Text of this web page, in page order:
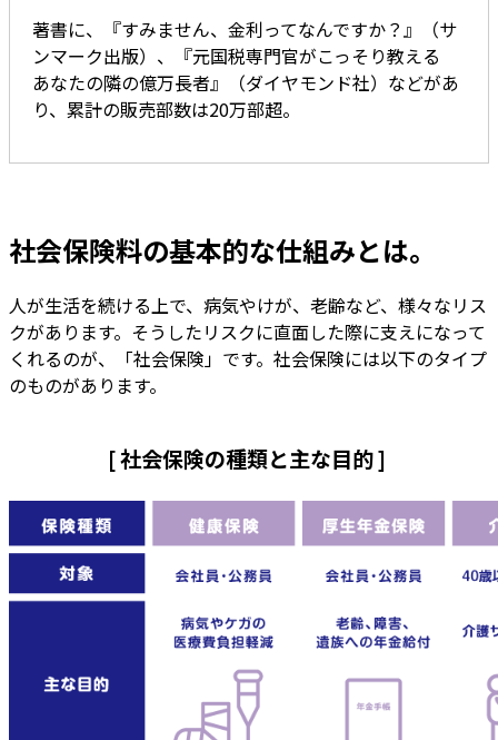
著書に、『すみません、金利ってなんですか？』（サ
ンマーク出版）、『元国税専門官がこっそり教える
あなたの隣の億万長者』（ダイヤモンド社）などがあ
り、累計の販売部数は20万部超。
社会保険料の基本的な仕組みとは。
人が生活を続ける上で、病気やけが、老齢など、様々なリス
クがあります。そうしたリスクに直面した際に支えになって
くれるのが、「社会保険」です。社会保険には以下のタイプ
のものがあります。
[ 社会保険の種類と主な目的 ]